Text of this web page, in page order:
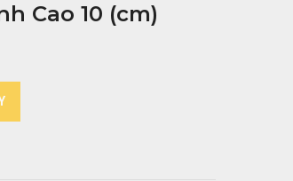
Cao 10 (cm)